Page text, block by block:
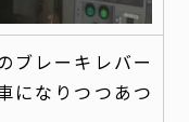
ブレーキレバー
になりつつあつ